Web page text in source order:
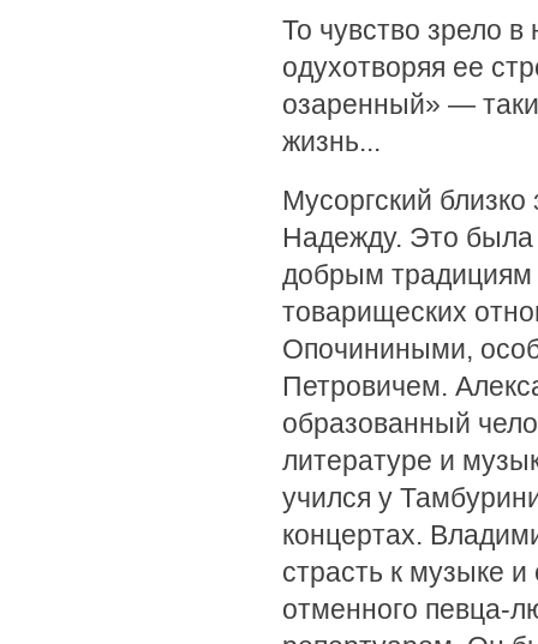
То чувство зрело
одухотворяя ее
озаренный» —
жизнь...
Мусоргский
Надежду. Это была
добрым традициям
товарищеских
Опочиниными,
Петровичем.
образованный
литературе и
учился у
концертах.
страсть к музыке
отменного певца-